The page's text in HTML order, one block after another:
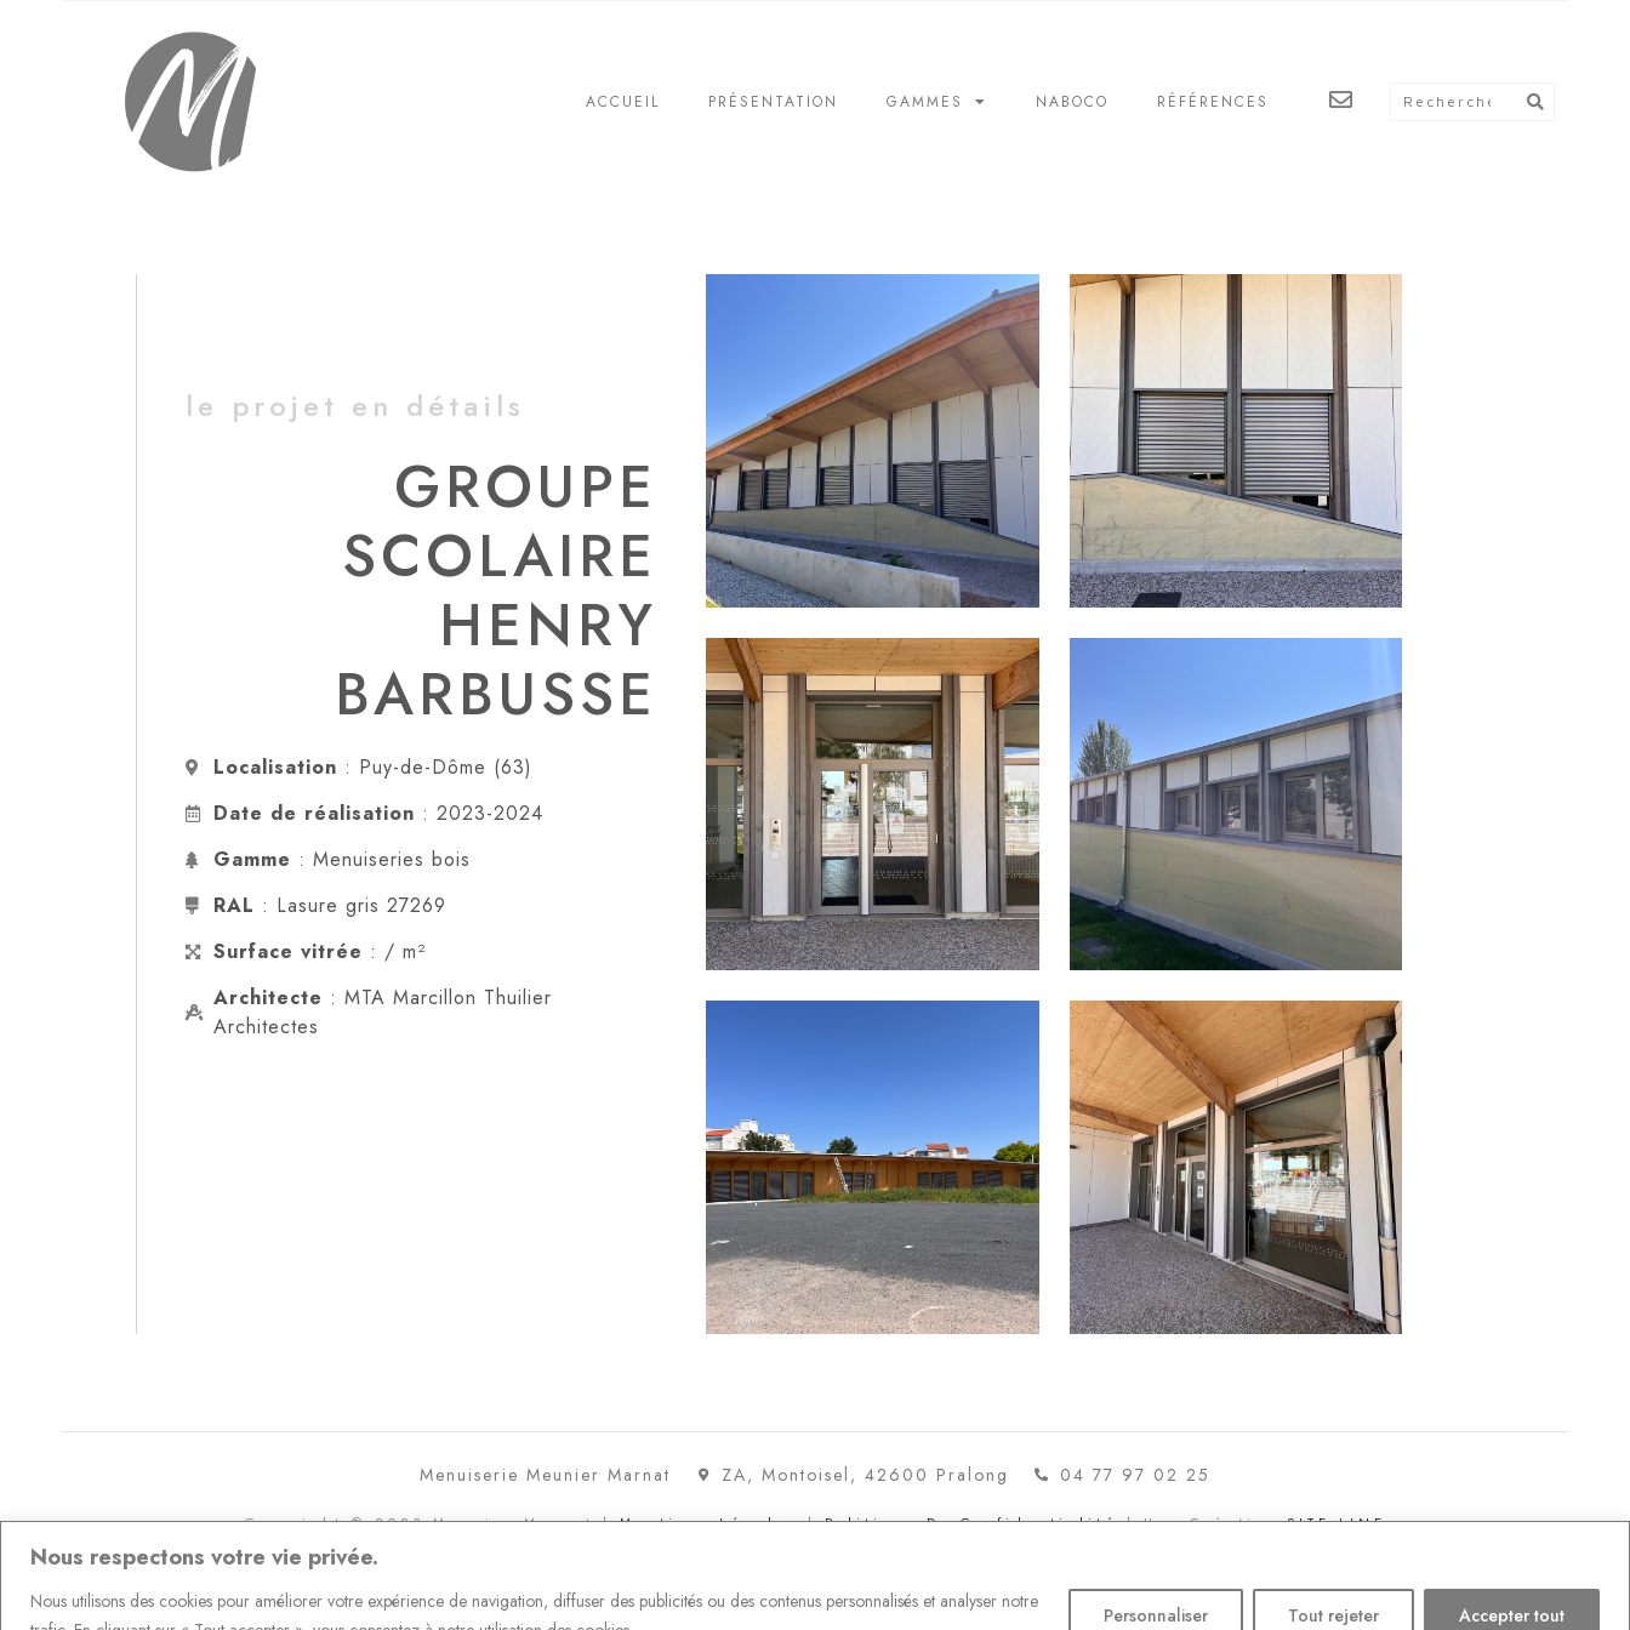
Nous respectons votre vie privée.
Nous utilisons des cookies pour améliorer votre expérience de navigation, diffuser des publicités ou des contenus personnalisés et analyser notre
Personnaliser Tout rejeter Accepter tout
ACCUEIL PRÉSENTATION GAMMES NABOCO RÉFÉRENCES
le projet en détails
GROUPE
SCOLAIRE
HENRY
BARBUSSE
Localisation : Puy-de-Dôme (63)
Date de réalisation : 2023-2024
Gamme : Menuiseries bois
RAL : Lasure gris 27269
Surface vitrée : / m²
Architecte : MTA Marcillon Thuilier
Architectes
Menuiserie Meunier Marnat ZA, Montoisel, 42600 Pralong 04 77 97 02 25
Copyright © 2023 Meunier Marnat |Mentions Légales|Politique De Confidentialité| Une CréationSITE LINE